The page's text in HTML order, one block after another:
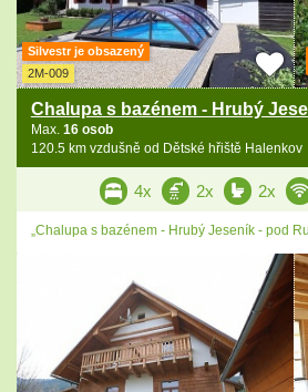
Silvestr je obsazený
2M-009
Chalupa s bazénem - Hrubý
Max. 16 osob
120.5 km vzdušně od Dětské hřiště Halenkov
4x 2x 2x
„Chalupa s bazénem - Hrubý Jeseník - pod